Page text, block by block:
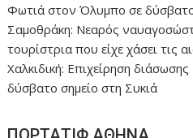
Φωτιά στον Όλυμπο σε
Σαμοθράκη: Νεαρός
τουρίστρια που είχε χάσει τις
Χαλκιδική: Επιχείρηση
δύσβατο σημείο στη Συκιά